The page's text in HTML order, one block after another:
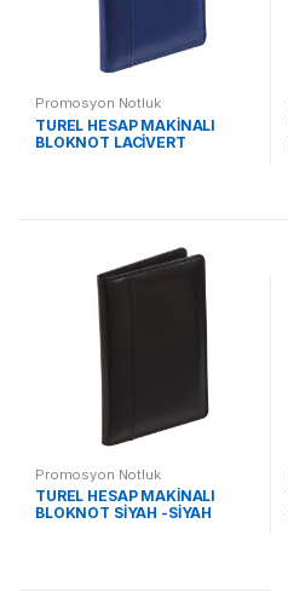
Promosyon Notluk
TÜREL HESAP MAKİNALI
BLOKNOT LACİVERT
Promosyon Notluk
TÜREL HESAP MAKİNALI
BLOKNOT SİYAH -SİYAH